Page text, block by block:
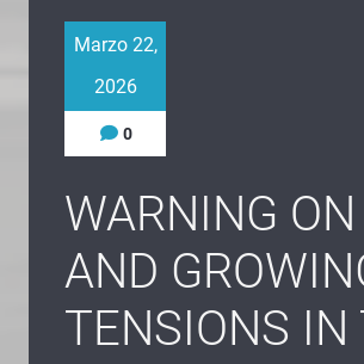
Marzo 22,
2026
0
WARNING
AND
TENSIONS IN